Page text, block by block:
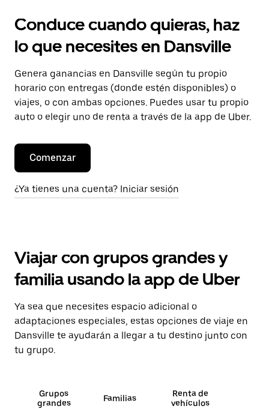
Conduce cuando quieras, haz
lo que necesites en Dansville
Genera ganancias en Dansville según tu propio
horario con entregas (donde estén disponibles) o
viajes, o con ambas opciones. Puedes usar tu propio
auto o elegir uno de renta a través de la app de Uber.
Comenzar
¿Ya tienes una cuenta? Iniciar sesión
Viajar con grupos grandes y
familia usando la app de Uber
Ya sea que necesites espacio adicional o
adaptaciones especiales, estas opciones de viaje en
Dansville te ayudarán a llegar a tu destino junto con
tu grupo.
Grupos
grandes
Familias
Renta de
vehículos